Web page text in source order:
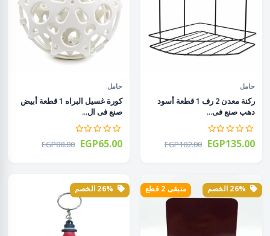
حامل
ركنة معدن 2 رف 1 قطعة أسود
دهب صنع فى...
EGP182.00 EGP135.00
حامل
كورة غسيل البراه 1 قطعة أبيض
صنع فى ال...
EGP88.00 EGP65.00
متبقى 2 قطع